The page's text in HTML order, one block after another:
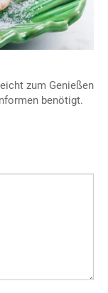
zum Genießen
benötigt.